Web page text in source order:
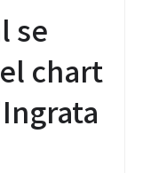
se
chart